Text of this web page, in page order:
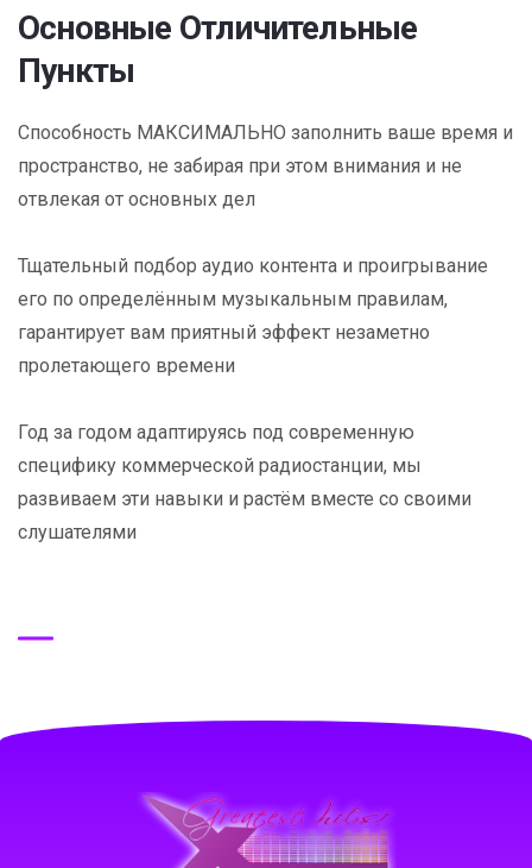
Основные Отличительные
Пункты
Способность МАКСИМАЛЬНО заполнить ваше время и
пространство, не забирая при этом внимания и не
отвлекая от основных дел
Тщательный подбор аудио контента и проигрывание
его по определённым музыкальным правилам,
гарантирует вам приятный эффект незаметно
пролетающего времени
Год за годом адаптируясь под современную
специфику коммерческой радиостанции, мы
развиваем эти навыки и растём вместе со своими
слушателями